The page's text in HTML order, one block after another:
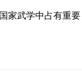
家武学中占有重要